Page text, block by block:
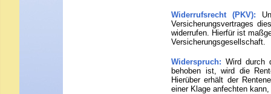
Widerrufsrecht (PKV):
Versicherungsvertrages
widerrufen. Hierfür ist
Versicherungsgesellschaft.
Widerspruch: Wird durch
behoben ist, wird die
Hierüber erhält der
einer Klage anfechten